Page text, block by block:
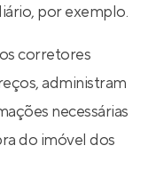
por exemplo.
corretores
administram
necessárias
do imóvel dos